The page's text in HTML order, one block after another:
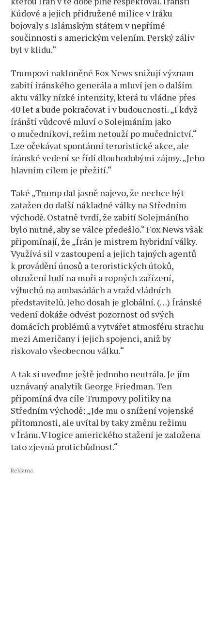
Kúdové a jejich přidružené milice v Iráku
bojovaly s Islámským státem v nepřímé
součinnosti s americkým velením. Perský záliv
byl v klidu.“
Trumpovi nakloněné Fox News snižují význam
zabití íránského generála a mluví jen o dalším
aktu války nízké intenzity, která tu vládne přes
40 let a bude pokračovat i v budoucnosti. „I když
íránští vůdcové mluví o Solejmáním jako
o mučedníkovi, režim netouží po mučednictví.“
Lze očekávat spontánní teroristické akce, ale
íránské vedení se řídí dlouhodobými zájmy. „Jeho
hlavním cílem je přežití.“
Také „Trump dal jasně najevo, že nechce být
zatažen do další nákladné války na Středním
východě. Ostatně tvrdí, že zabití Solejmáního
bylo nutné, aby se válce předešlo.“ Fox News však
připomínají, že „Írán je mistrem hybridní války.
Využívá sil v zastoupení a jejich tajných agentů
k provádění únosů a teroristických útoků,
ohrožení lodí na moři a ropných zařízení,
výbuchů na ambasádách a vražd vládních
představitelů. Jeho dosah je globální. (…) Íránské
vedení dokáže odvést pozornost od svých
domácích problémů a vytvářet atmosféru strachu
mezi Američany i jejich spojenci, aniž by
riskovalo všeobecnou válku.“
A tak si uveďme ještě jednoho neutrála. Je jím
uznávaný analytik George Friedman. Ten
připomíná dva cíle Trumpovy politiky na
Středním východě: „Jde mu o snížení vojenské
přítomnosti, ale uvítal by taky změnu režimu
v Íránu. V logice amerického stažení je založena
tato zjevná protichůdnost.“
Reklama